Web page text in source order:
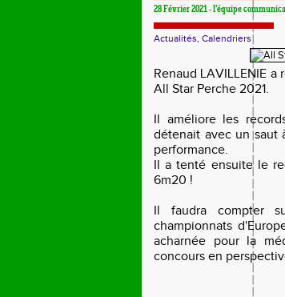
28 Février 2021 - l'équipe
Actualités, Calendriers
Renaud LAVILLENIE
All Star Perche 2021.
Il améliore les
détenait avec un saut
performance.
Il a tenté ensuite le
6m20 !
Il faudra compter
championnats
acharnée pour la
concours en